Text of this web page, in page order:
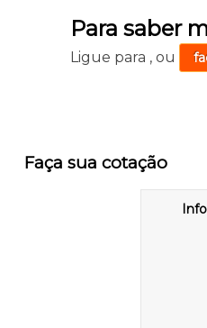
Para saber
Ligue para ,ou
Faça sua cotação